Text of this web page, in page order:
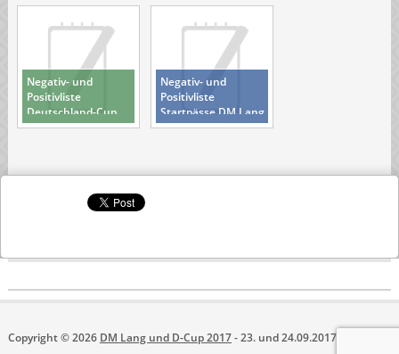
Negativ- und
Positivliste
Deutschland-Cup
Negativ- und
Positivliste
Startpässe DM Lang
Copyright © 2026 DM Lang und D-Cup 2017- 23. und 24.09.2017 in Trampe